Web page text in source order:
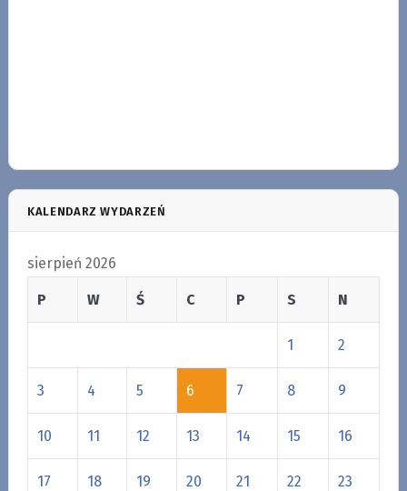
KALENDARZ WYDARZEŃ
sierpień 2026
P W Ś C P S N
1 2
3 4 5 6 7 8 9
10 11 12 13 14 15 16
17 18 19 20 21 22 23